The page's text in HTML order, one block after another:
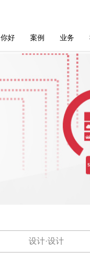
你好 案例 业务
设计·设计